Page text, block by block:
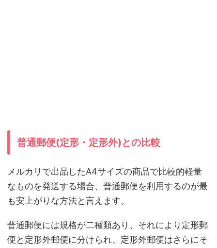
普通郵便(定形・定形外)との比較
メルカリで出品したA4サイズの商品で比較的軽量
なものを発送する場合、普通郵便を利用するのが最
も安上がりな方法と言えます。
普通郵便には規格が二種類あり、それにより定形郵
便と定形外郵便に分けられ、定形外郵便はさらにそ